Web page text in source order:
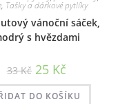
, Tašky a dárkové pytlíky
vánoční sáček,
s hvězdami
33Kč Původní
cena
byla:
33 Kč.
25 KčAktuální
cena
je:
25 Kč.
DO KOŠÍKU